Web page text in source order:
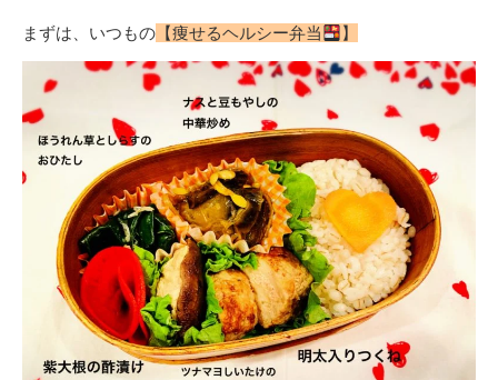
まずは、いつもの 【痩せるヘルシー弁当 】